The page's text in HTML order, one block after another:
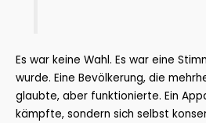
Es war keine Wahl. Es war eine
wurde. Eine Bevölkerung, die
glaubte, aber funktionierte. Ein
kämpfte, sondern sich selbst